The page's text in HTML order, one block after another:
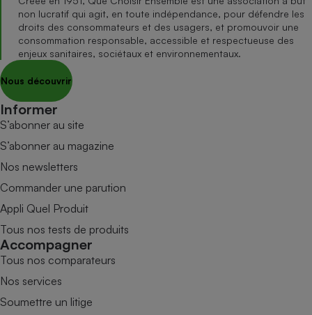
non lucratif qui agit, en toute indépendance, pour défendre les
droits des consommateurs et des usagers, et promouvoir une
consommation responsable, accessible et respectueuse des
enjeux sanitaires, sociétaux et environnementaux.
Nous découvrir
Informer
S’abonner au site
S’abonner au magazine
Nos newsletters
Commander une parution
Appli Quel Produit
Tous nos tests de produits
Accompagner
Tous nos comparateurs
Nos services
Soumettre un litige